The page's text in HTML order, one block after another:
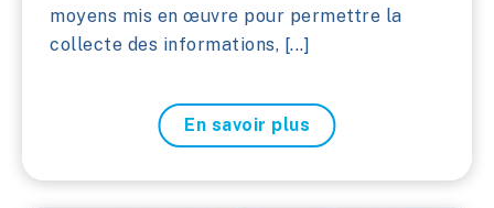
moyens mis en œuvre pour permettre la
collecte des informations, [...]
En savoir plus